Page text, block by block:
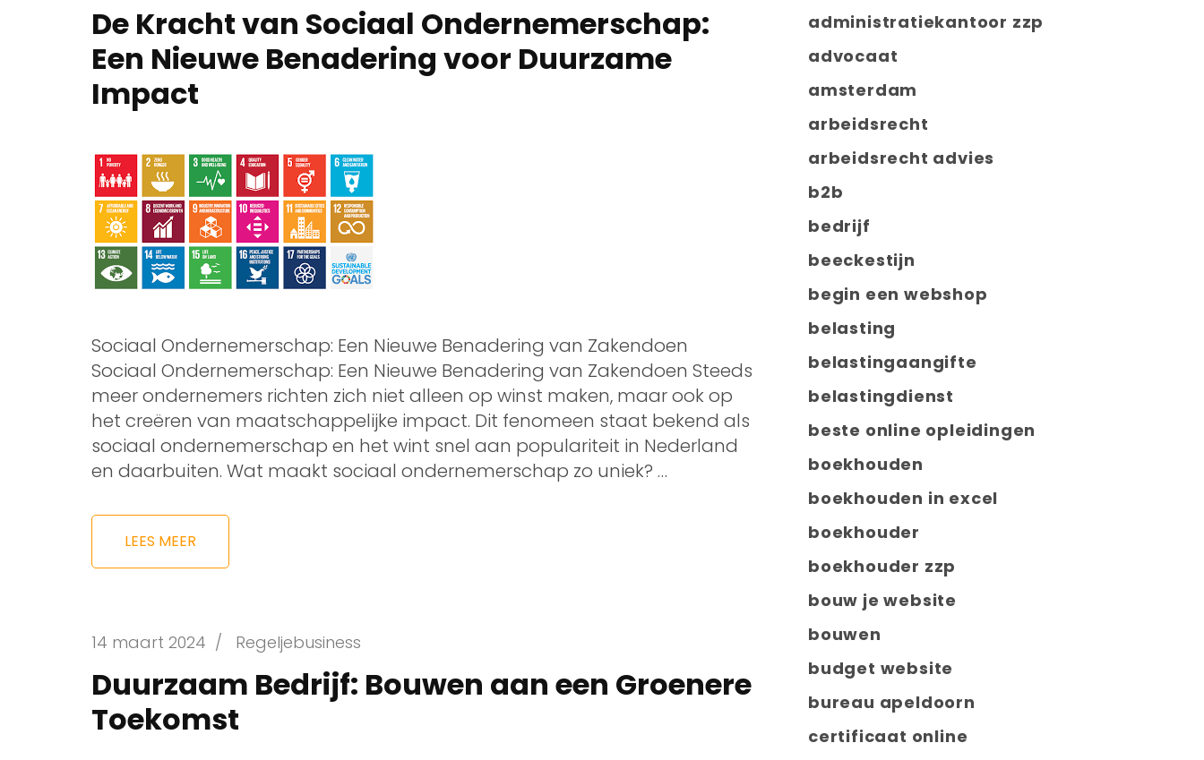
De Kracht van Sociaal Ondernemerschap:
Een Nieuwe Benadering voor Duurzame
Impact
Sociaal Ondernemerschap: Een Nieuwe Benadering van Zakendoen
Sociaal Ondernemerschap: Een Nieuwe Benadering van Zakendoen Steeds
meer ondernemers richten zich niet alleen op winst maken, maar ook op
het creëren van maatschappelijke impact. Dit fenomeen staat bekend als
sociaal ondernemerschap en het wint snel aan populariteit in Nederland
en daarbuiten. Wat maakt sociaal ondernemerschap zo uniek? …
LEES MEER
14 maart 2024 / Regeljebusiness
Duurzaam Bedrijf: Bouwen aan een Groenere
Toekomst
administratiekantoor zzp
advocaat
amsterdam
arbeidsrecht
arbeidsrecht advies
b2b
bedrijf
beeckestijn
begin een webshop
belasting
belastingaangifte
belastingdienst
beste online opleidingen
boekhouden
boekhouden in excel
boekhouder
boekhouder zzp
bouw je website
bouwen
budget website
bureau apeldoorn
certificaat online